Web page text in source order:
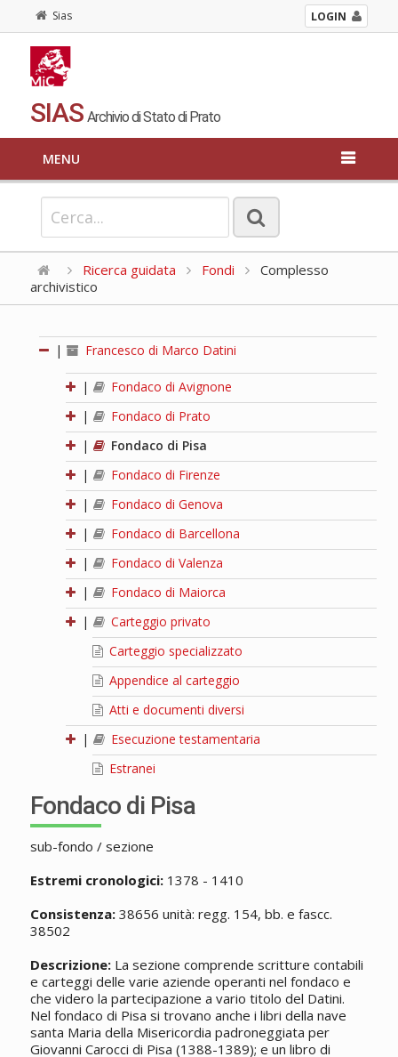
Sias LOGIN
SIAS Archivio di Stato di Prato
MENU
Ricerca guidata Fondi
Complesso
archivistico
| Francesco di Marco Datini
|
Fondaco di Avignone
|
Fondaco di Prato
|
Fondaco di Pisa
|
Fondaco di Firenze
|
Fondaco di Genova
|
Fondaco di Barcellona
|
Fondaco di Valenza
|
Fondaco di Maiorca
|
Carteggio privato
Carteggio specializzato
Appendice al carteggio
Atti e documenti diversi
|
Esecuzione testamentaria
Estranei
Fondaco di Pisa
sub-fondo / sezione
Estremi cronologici:1378 - 1410
Consistenza:38656 unità: regg. 154, bb. e fascc.
38502
Descrizione:La sezione comprende scritture contabili
e carteggi delle varie aziende operanti nel fondaco e
che videro la partecipazione a vario titolo del Datini.
Nel fondaco di Pisa si trovano anche i libri della nave
santa Maria della Misericordia padroneggiata per
Giovanni Carocci di Pisa (1388-1389); e un libro di